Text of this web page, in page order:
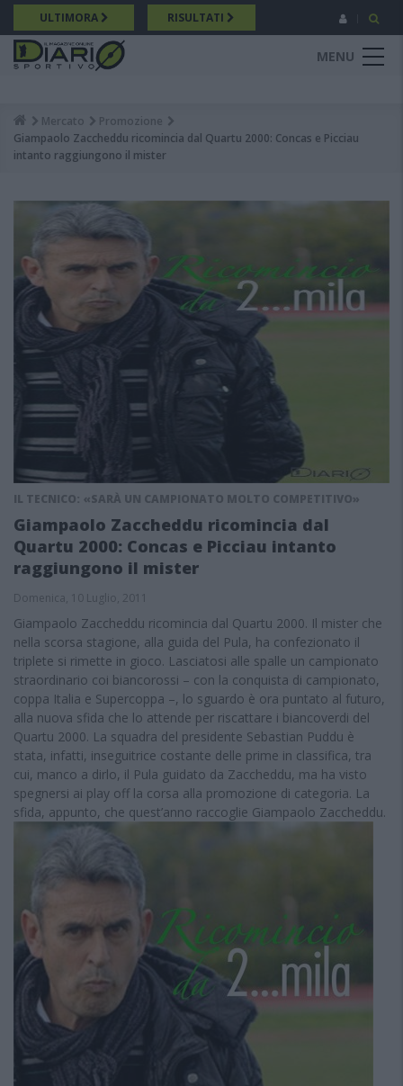
Salta
al
contenuto
principale
ULTIMORA RISULTATI
MENU
Breadcrumb
Mercato
Promozione
Giampaolo Zaccheddu ricomincia dal Quartu 2000: Concas e Picciau
intanto raggiungono il mister
IL TECNICO: «SARÀ UN CAMPIONATO MOLTO COMPETITIVO»
Giampaolo Zaccheddu ricomincia dal
Quartu 2000: Concas e Picciau intanto
raggiungono il mister
Domenica, 10 Luglio, 2011
Giampaolo Zaccheddu ricomincia dal Quartu 2000. Il mister che
nella scorsa stagione, alla guida del Pula, ha confezionato il
triplete si rimette in gioco. Lasciatosi alle spalle un campionato
straordinario coi biancorossi – con la conquista di campionato,
coppa Italia e Supercoppa –, lo sguardo è ora puntato al futuro,
alla nuova sfida che lo attende per riscattare i biancoverdi del
Quartu 2000. La squadra del presidente Sebastian Puddu è
stata, infatti, inseguitrice costante delle prime in classifica, tra
cui, manco a dirlo, il Pula guidato da Zaccheddu, ma ha visto
spegnersi ai play off la corsa alla promozione di categoria. La
sfida, appunto, che quest’anno raccoglie Giampaolo Zaccheddu.